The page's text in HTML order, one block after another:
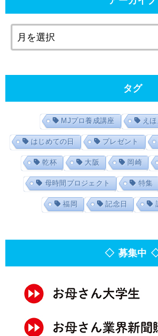
タグ
MJプロ養成講座 え
はじめての日 プレゼント
乾杯 大阪 岡崎
母時間プロジェクト 特集
福岡 記念日
◇ 募集中